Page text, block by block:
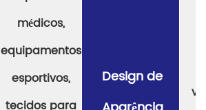
médicos,
equipamentos
esportivos,
tecidos para
Design de